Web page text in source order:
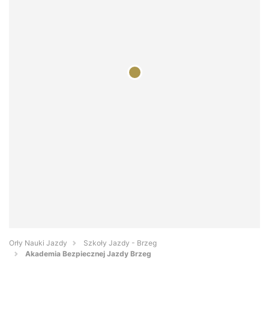
Orły Nauki Jazdy
Szkoły Jazdy - Brzeg
Akademia Bezpiecznej Jazdy Brzeg